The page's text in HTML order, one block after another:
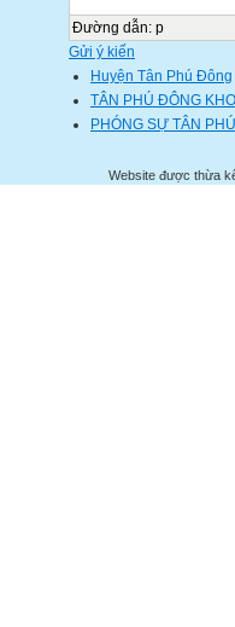
Đường dẫn: p
Gửi ý kiến
Huyện Tân Phú Đông
TÂN PHÚ ĐÔNG
PHÓNG SỰ TÂN
Website được thừa